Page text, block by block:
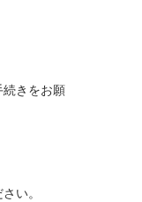
続きをお願
い。